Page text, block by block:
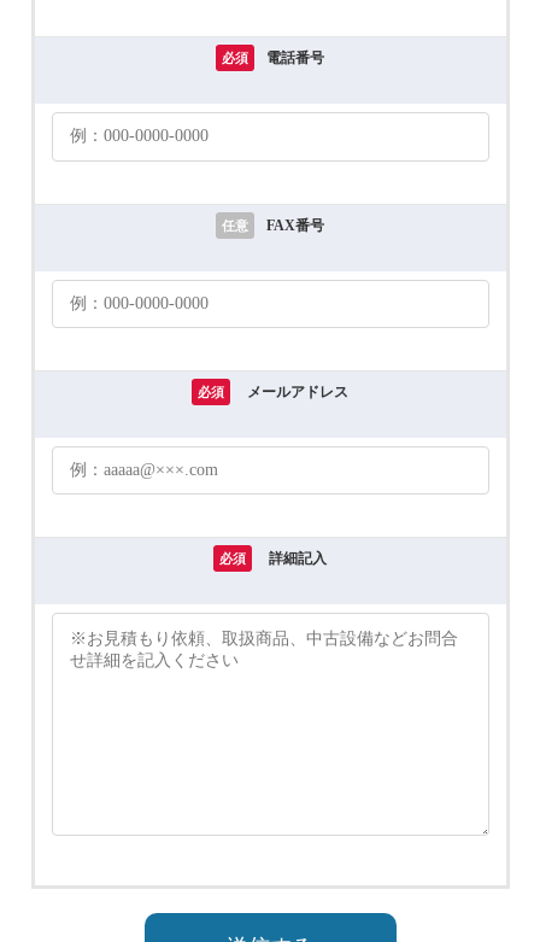
必須 電話番号
任意 FAX番号
必須 メールアドレス
必須 詳細記入